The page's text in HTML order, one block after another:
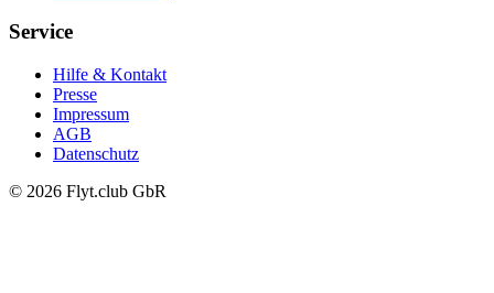
Service
Hilfe & Kontakt
Presse
Impressum
AGB
Datenschutz
© 2026 Flyt.club GbR